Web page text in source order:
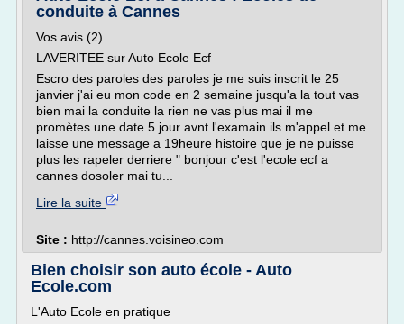
conduite à Cannes
Vos avis (2)
LAVERITEE sur Auto Ecole Ecf
Escro des paroles des paroles je me suis inscrit le 25
janvier j'ai eu mon code en 2 semaine jusqu'a la tout vas
bien mai la conduite la rien ne vas plus mai il me
promètes une date 5 jour avnt l'examain ils m'appel et me
laisse une message a 19heure histoire que je ne puisse
plus les rapeler derriere " bonjour c'est l'ecole ecf a
cannes dosoler mai tu...
Lire la suite
Site : http://cannes.voisineo.com
Bien choisir son auto école - Auto
Ecole.com
L'Auto Ecole en pratique